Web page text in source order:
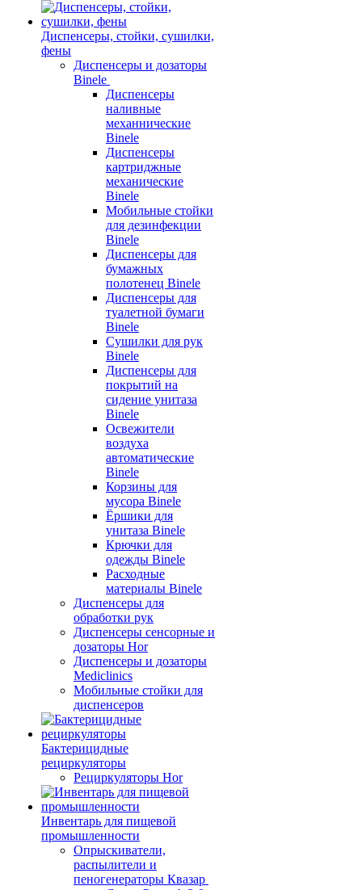
Диспенсеры, стойки, сушилки,
фены
Диспенсеры и дозаторы
Binele
Диспенсеры
наливные
механнические
Binele
Диспенсеры
картриджные
механические
Binele
Мобильные стойки
для дезинфекции
Binele
Диспенсеры для
бумажных
полотенец Binele
Диспенсеры для
туалетной бумаги
Binele
Сушилки для рук
Binele
Диспенсеры для
покрытий на
сидение унитаза
Binele
Освежители
воздуха
автоматические
Binele
Корзины для
мусора Binele
Ёршики для
унитаза Binele
Крючки для
одежды Binele
Расходные
материалы Binele
Диспенсеры для
обработки рук
Диспенсеры сенсорные и
дозаторы Hor
Диспенсеры и дозаторы
Mediclinics
Мобильные стойки для
диспенсеров
Бактерицидные
рециркуляторы
Рециркуляторы Hor
Инвентарь для пищевой
промышленности
Опрыскиватели,
распылители и
пеногенераторы Квазар